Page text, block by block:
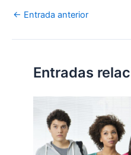
← Entrada anterior
Entradas